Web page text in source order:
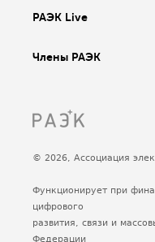
РАЭК Live
Члены РАЭК
© 2026, Ассоциация
Функционирует при
цифрового
развития, связи и
Федерации